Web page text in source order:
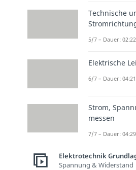
Technische
5/7 – Dauer: 02:22
Elektrische
6/7 – Dauer: 04:21
Strom,
messen
7/7 – Dauer: 04:29
Elektrotechnik
Spannung & Widerstand